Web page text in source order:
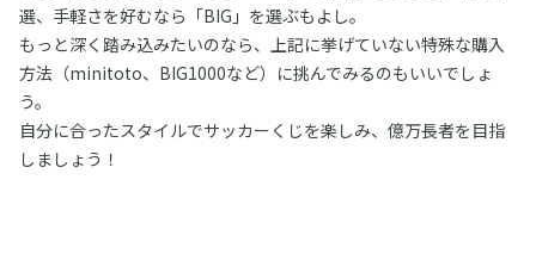
選、手軽さを好むなら「BIG」を選ぶもよし。
もっと深く踏み込みたいのなら、上記に挙げていない特殊な購入
方法（minitoto、BIG1000など）に挑んでみるのもいいでしょ
う。
自分に合ったスタイルでサッカーくじを楽しみ、億万長者を目指
しましょう！